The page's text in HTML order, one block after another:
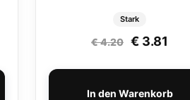
Stark
€4.20 € 3.81
In den Warenkorb